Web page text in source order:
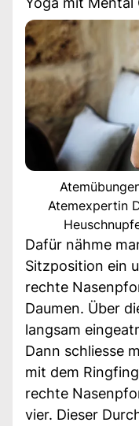
Atemexpertin
Dafür nähme
Sitzposition ein
rechte
Daumen. Über
langsam
Dann schliesse
mit dem
rechte
vier. Dieser